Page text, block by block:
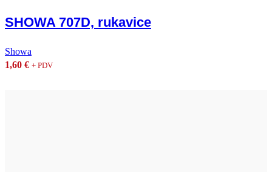
SHOWA 707D, rukavice
Showa
1,60 € + PDV